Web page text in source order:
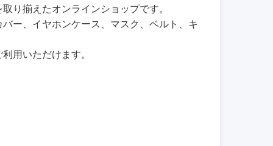
り揃えたオンラインショップです。
ー、イヤホンケース、マスク、ベルト、キ
用いただけます。